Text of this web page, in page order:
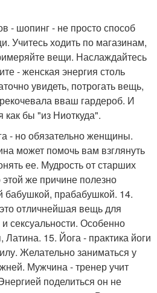
- шопинг - не просто способ
Учитесь ходить по магазинам,
вещи. Наслаждайтесь
- женская энергия столь
увидеть, потрогать вещь,
вваш гардероб. И
как бы "из Ниоткуда".
- но обязательно женщины.
может помочь вам взглянуть
ее. Мудрость от старших
же причине полезно
бабушкой, прабабушкой. 14.
отличнейшая вещь для
сексуальности. Особенно
15. Йога - практика йоги
Желательно заниматься у
Мужчина - тренер учит
поделиться он не